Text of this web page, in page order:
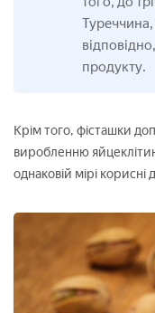
продукту.
Крім того, фісташки
виробленню
однаковій мірі корисні